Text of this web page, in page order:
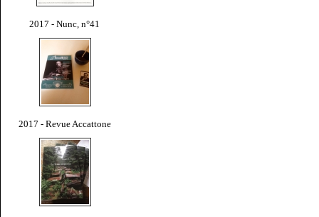
2017 - Nunc, n°41
2017 - Revue Accattone